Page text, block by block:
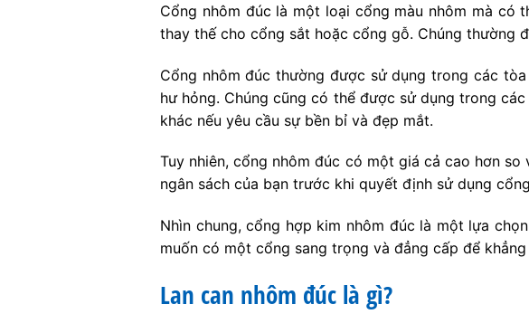
Cổng nhôm đúc là một loại cổng màu nhôm mà
thay thế cho cổng sắt hoặc cổng gỗ. Chúng thường
Cổng nhôm đúc thường được sử dụng trong các
hư hỏng. Chúng cũng có thể được sử dụng trong
khác nếu yêu cầu sự bền bỉ và đẹp mắt.
Tuy nhiên, cổng nhôm đúc có một giá cả cao hơn
ngân sách của bạn trước khi quyết định sử dụng
Nhìn chung, cổng hợp kim nhôm đúc là một lựa
muốn có một cổng sang trọng và đẳng cấp để
Lan can nhôm đúc là gì?